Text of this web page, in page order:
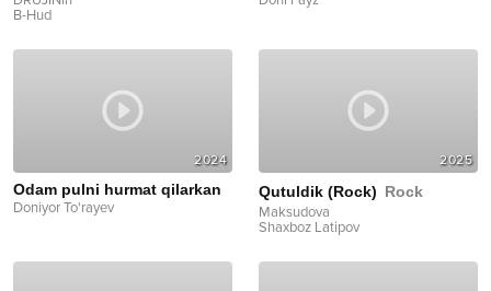
B-Hud
2024
Odam pulni hurmat qilarkan
Doniyor To'rayev
2025
Qutuldik (Rock) Rock
Maksudova
Shaxboz Latipov